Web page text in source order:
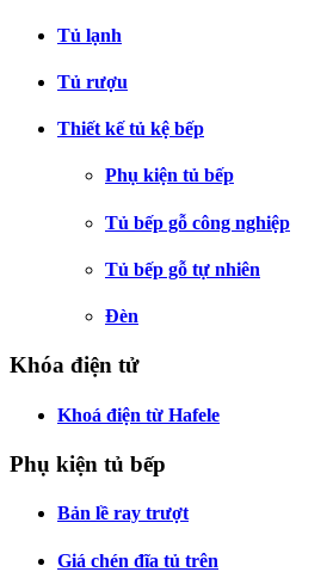
Tủ lạnh
Tủ rượu
Thiết kế tủ kệ bếp
Phụ kiện tủ bếp
Tủ bếp gỗ công nghiệp
Tủ bếp gỗ tự nhiên
Đèn
Khóa điện tử
Khoá điện từ Hafele
Phụ kiện tủ bếp
Bản lề ray trượt
Giá chén đĩa tủ trên